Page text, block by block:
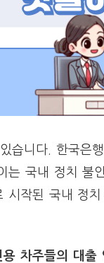
습니다. 한국
는 국내 정치 불
작된 국내 정
용 차주들의 대출